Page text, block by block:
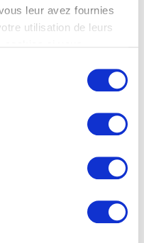
leur avez fournies
utilisation de leurs